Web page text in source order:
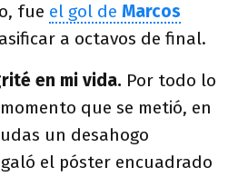
fue el gol de Marcos
a octavos de final.
en mi vida. Por todo lo
que se metió, en
un desahogo
el póster encuadrado